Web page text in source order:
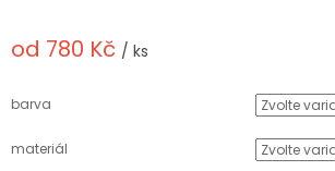
od 780 Kč / ks
cena:
barva
materiál